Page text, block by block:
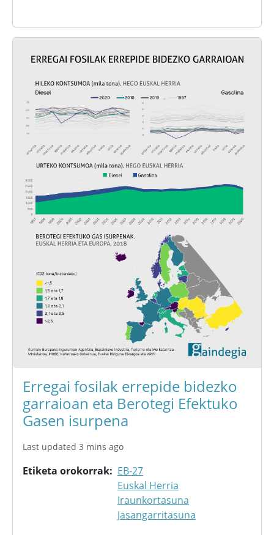
Erregai fosilak errepide bidezko
garraioan eta Berotegi Efektuko
Gasen isurpena
Last updated 3 mins ago
Etiketa orokorrak
EB-27
Euskal Herria
Iraunkortasuna
Jasangarritasuna